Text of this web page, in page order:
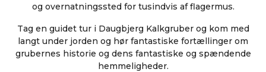
og overnatningssted for tusindvis af flagermus.
Tag en guidet tur i Daugbjerg Kalkgruber og kom med
langt under jorden og hør fantastiske fortællinger om
grubernes historie og dens fantastiske og spændende
hemmeligheder.